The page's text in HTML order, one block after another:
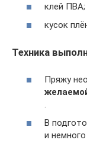
клей ПВА;
кусок
Техника
Пряжу
.
В
и